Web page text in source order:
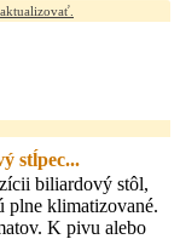
stĺpec...
biliardový stôl,
plne klimatizované.
K pivu alebo